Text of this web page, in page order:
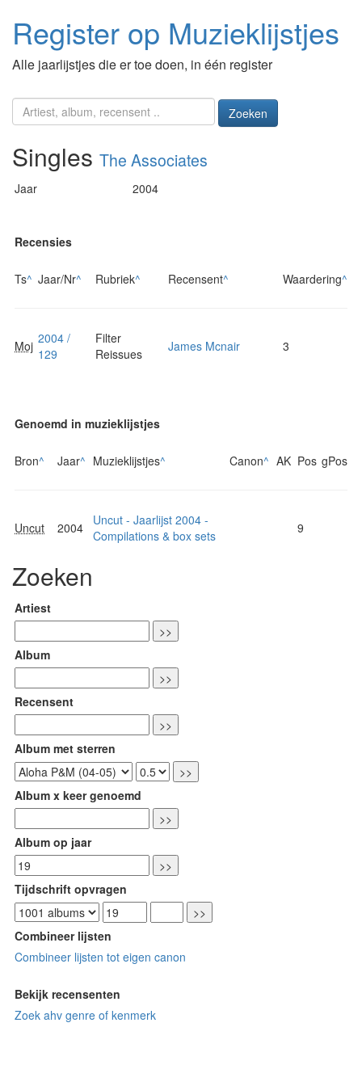
Register op Muzieklijstjes
Alle jaarlijstjes die er toe doen, in één register
Zoeken
Singles The Associates
Jaar 2004
Recensies
Ts^ Jaar/Nr^ Rubriek^ Recensent^ Waardering^
Moj 2004 /
129
Filter
Reissues
James Mcnair 3
Genoemd in muzieklijstjes
Bron^ Jaar^ Muzieklijstjes^ Canon^ AK Pos gPos
Uncut 2004
Uncut - Jaarlijst 2004 -
Compilations & box sets
9
Zoeken
Artiest
Album
Recensent
Album met sterren
Album x keer genoemd
Album op jaar
Tijdschrift opvragen
Combineer lijsten
Combineer lijsten tot eigen canon
Bekijk recensenten
Zoek ahv genre of kenmerk